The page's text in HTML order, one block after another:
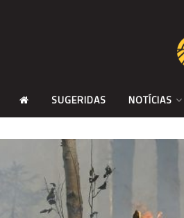
SUGERIDAS NOTÍCIAS